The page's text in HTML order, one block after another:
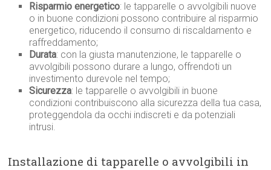
Risparmio energetico: le tapparelle o avvolgibili nuove
o in buone condizioni possono contribuire al risparmio
energetico, riducendo il consumo di riscaldamento e
raffreddamento;
Durata: con la giusta manutenzione, le tapparelle o
avvolgibili possono durare a lungo, offrendoti un
investimento durevole nel tempo;
Sicurezza: le tapparelle o avvolgibili in buone
condizioni contribuiscono alla sicurezza della tua casa,
proteggendola da occhi indiscreti e da potenziali
intrusi.
Installazione di tapparelle o avvolgibili in